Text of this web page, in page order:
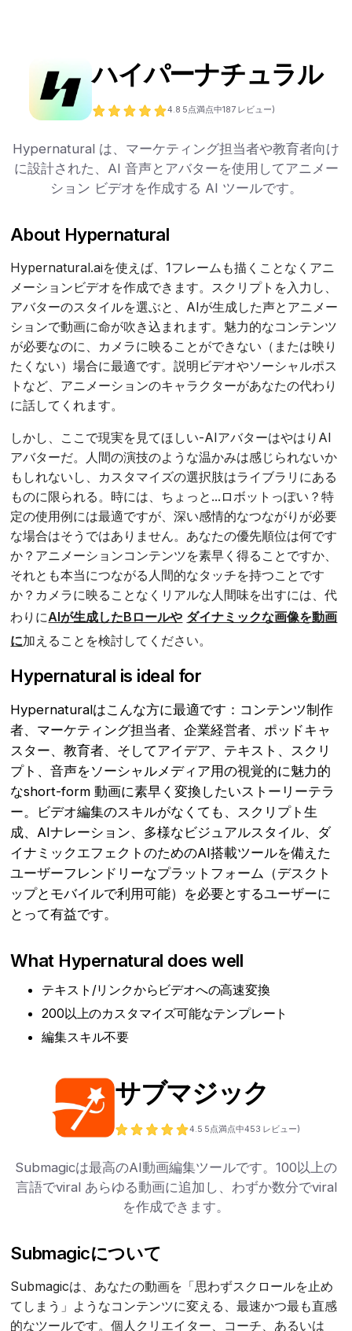
ハイパーナチュラル
4.8 5点満点中187 レビュー)
Hypernatural は、マーケティング担当者や教育者向け
に設計された、AI 音声とアバターを使用してアニメー
ション ビデオを作成する AI ツールです。
About Hypernatural
Hypernatural.aiを使えば、1フレームも描くことなくアニ
メーションビデオを作成できます。スクリプトを入力し、
アバターのスタイルを選ぶと、AIが生成した声とアニメー
ションで動画に命が吹き込まれます。魅力的なコンテンツ
が必要なのに、カメラに映ることができない（または映り
たくない）場合に最適です。説明ビデオやソーシャルポス
トなど、アニメーションのキャラクターがあなたの代わり
に話してくれます。
しかし、ここで現実を見てほしい-AIアバターはやはりAI
アバターだ。人間の演技のような温かみは感じられないか
もしれないし、カスタマイズの選択肢はライブラリにある
ものに限られる。時には、ちょっと...ロボットっぽい？特
定の使用例には最適ですが、深い感情的なつながりが必要
な場合はそうではありません。あなたの優先順位は何です
か？アニメーションコンテンツを素早く得ることですか、
それとも本当につながる人間的なタッチを持つことです
か？カメラに映ることなくリアルな人間味を出すには、代
わりにAIが生成したBロールや ダイナミックな画像を動画
に加えることを検討してください。
Hypernatural is ideal for
Hypernaturalはこんな方に最適です：コンテンツ制作
者、マーケティング担当者、企業経営者、ポッドキャ
スター、教育者、そしてアイデア、テキスト、スクリ
プト、音声をソーシャルメディア用の視覚的に魅力的
なshort-form 動画に素早く変換したいストーリーテラ
ー。ビデオ編集のスキルがなくても、スクリプト生
成、AIナレーション、多様なビジュアルスタイル、ダ
イナミックエフェクトのためのAI搭載ツールを備えた
ユーザーフレンドリーなプラットフォーム（デスクト
ップとモバイルで利用可能）を必要とするユーザーに
とって有益です。
What Hypernatural does well
テキスト/リンクからビデオへの高速変換
200以上のカスタマイズ可能なテンプレート
編集スキル不要
サブマジック
4.5 5点満点中453 レビュー)
Submagicは最高のAI動画編集ツールです。100以上の
言語でviral あらゆる動画に追加し、わずか数分でviral
を作成できます。
Submagicについて
Submagicは、あなたの動画を「思わずスクロールを止め
てしまう」ようなコンテンツに変える、最速かつ最も直感
的なツールです。個人クリエイター、コーチ、あるいは